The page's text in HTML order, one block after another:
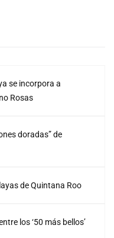
se incorpora a
Rosas
doradas” de
de Quintana Roo
los ‘50 más bellos’